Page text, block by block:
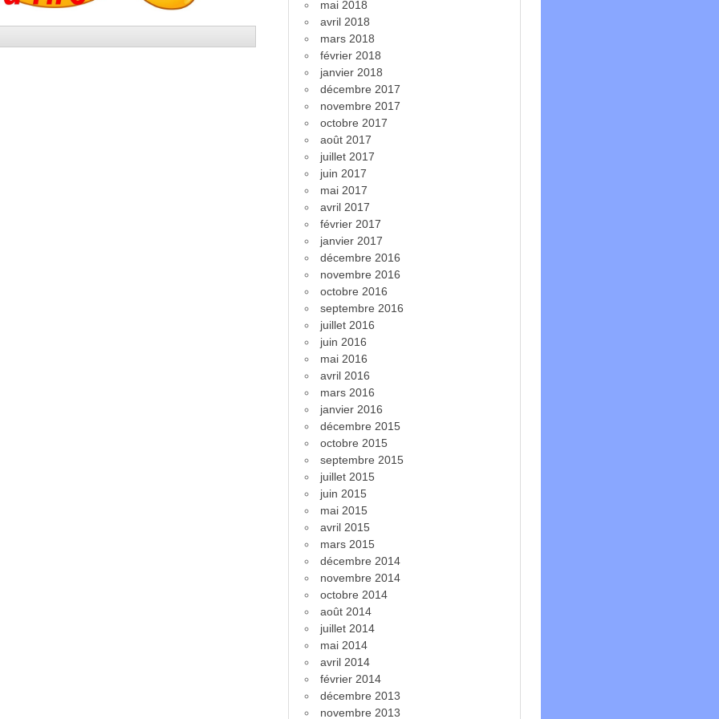
mai 2018
avril 2018
mars 2018
février 2018
janvier 2018
décembre 2017
novembre 2017
octobre 2017
août 2017
juillet 2017
juin 2017
mai 2017
avril 2017
février 2017
janvier 2017
décembre 2016
novembre 2016
octobre 2016
septembre 2016
juillet 2016
juin 2016
mai 2016
avril 2016
mars 2016
janvier 2016
décembre 2015
octobre 2015
septembre 2015
juillet 2015
juin 2015
mai 2015
avril 2015
mars 2015
décembre 2014
novembre 2014
octobre 2014
août 2014
juillet 2014
mai 2014
avril 2014
février 2014
décembre 2013
novembre 2013